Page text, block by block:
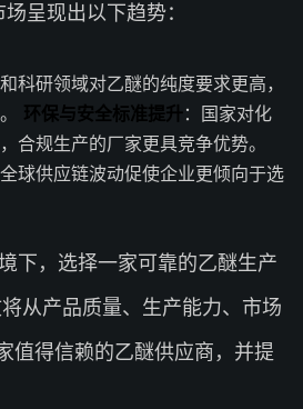
呈现出以下趋势：
科研领域对乙醚的纯度要求更高，
环保与安全标准提升：国家对化
合规生产的厂家更具竞争优势。
球供应链波动促使企业更倾向于选
下，选择一家可靠的乙醚生产
从产品质量、生产能力、市场
值得信赖的乙醚供应商，并提